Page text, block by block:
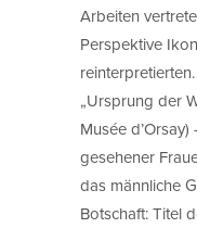
Arbeiten
Perspektive
„Ursprung der
Musée
gesehener
das männliche
Botschaft: Titel